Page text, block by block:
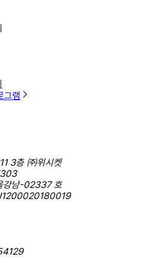
그램
3층 ㈜위시켓
강남-02337 호
J1200020180019